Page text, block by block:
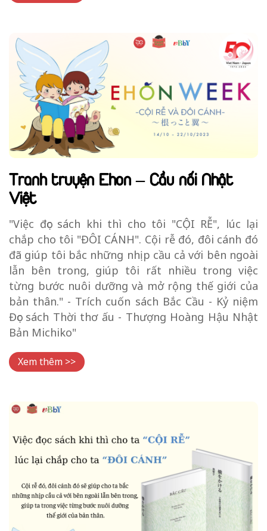
Tranh truyện Ehon – Cầu nối Nhật
Việt
"Việc đọc sách khi thì cho tôi "CỘI RỄ", lúc lại
chắp cho tôi "ĐÔI CÁNH". Cội rễ đó, đôi cánh đó
đã giúp tôi bắc những nhịp cầu cả với bên ngoài
lẫn bên trong, giúp tôi rất nhiều trong việc
từng bước nuôi dưỡng và mở rộng thế giới của
bản thân." - Trích cuốn sách Bắc Cầu - Kỷ niệm
Đọc sách Thời thơ ấu - Thượng Hoàng Hậu Nhật
Bản Michiko"
Xem thêm >>